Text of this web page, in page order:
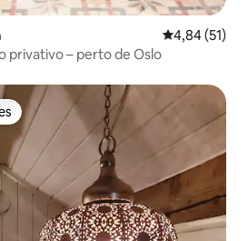
4,84 de uma
4,84 (51)
privativo – perto de Oslo